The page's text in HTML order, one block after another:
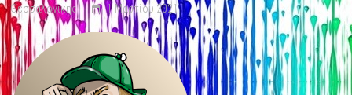
Θεσσαλονίκης
1 Μαρτίου 2021